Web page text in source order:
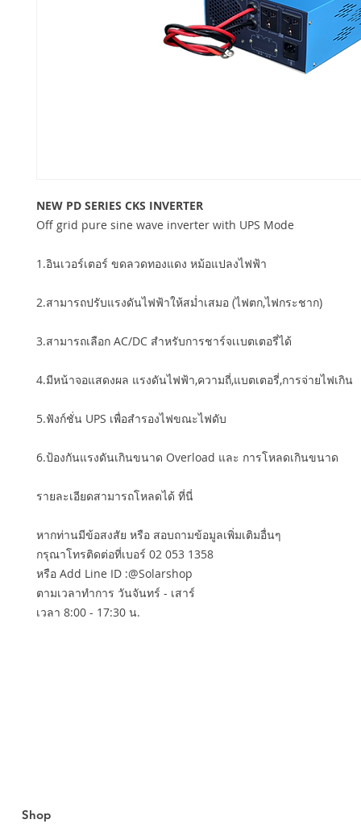
NEW PD SERIES CKS INVERTER
Off grid pure sine wave inverter with UPS Mode
1.อินเวอร์เตอร์ ขดลวดทองแดง หม้อแปลงไฟฟ้า
2.สามารถปรับแรงดันไฟฟ้าให้สม่ำเสมอ (ไฟตก,ไฟกระชาก)
3.สามารถเลือก AC/DC สำหรับการชาร์จเเบตเตอรี่ได้
4.มีหน้าจอแสดงผล แรงดันไฟฟ้า,ความถี่,แบตเตอรี่,การจ่ายไฟเกิน
5.ฟังก์ชั่น UPS เพื่อสำรองไฟขณะไฟดับ
6.ป้องกันแรงดันเกินขนาด Overload และ การโหลดเกินขนาด
รายละเอียดสามารถโหลดได้ ที่นี่
หากท่านมีข้อสงสัย หรือ สอบถามข้อมูลเพิ่มเติมอื่นๆ
กรุณาโทรติดต่อที่เบอร์ 02 053 1358
หรือ Add Line ID :@Solarshop
ตามเวลาทำการ วันจันทร์ - เสาร์
เวลา 8:00 - 17:30 น.
Shop